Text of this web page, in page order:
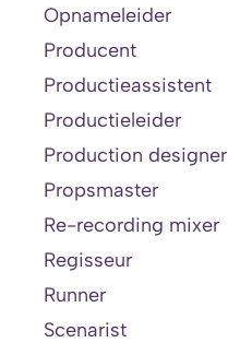
Opnameleider
Producent
Productieassistent
Productieleider
Production designer
Propsmaster
Re-recording mixer
Regisseur
Runner
Scenarist